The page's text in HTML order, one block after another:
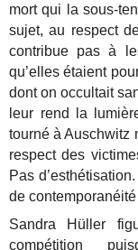
mort qui la sous-
sujet, au respect
contribue pas à
qu’elles étaient
dont on occultait
leur rend la
tourné à Auschwitz
respect des
Pas
de
Sandra Hüller
compétition